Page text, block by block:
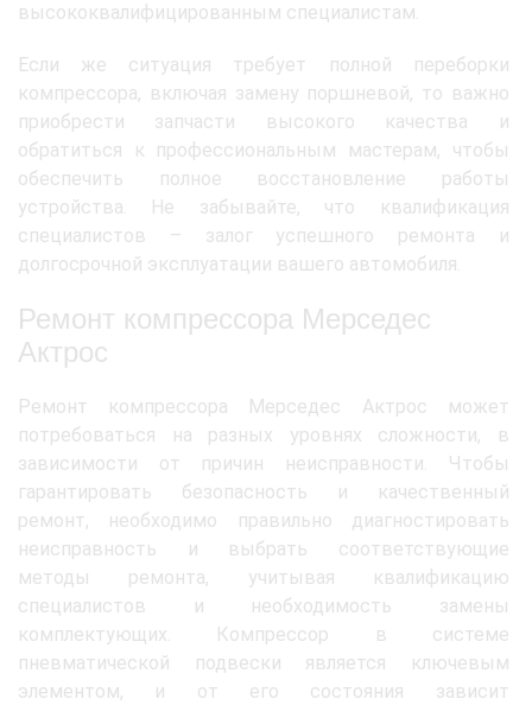
высококвалифицированным специалистам.
Если же ситуация требует полной переборки
компрессора, включая замену поршневой, то важно
приобрести запчасти высокого качества и
обратиться к профессиональным мастерам, чтобы
обеспечить полное восстановление работы
устройства. Не забывайте, что квалификация
специалистов – залог успешного ремонта и
долгосрочной эксплуатации вашего автомобиля.
Ремонт компрессора Мерседес
Актрос
Ремонт компрессора Мерседес Актрос может
потребоваться на разных уровнях сложности, в
зависимости от причин неисправности. Чтобы
гарантировать безопасность и качественный
ремонт, необходимо правильно диагностировать
неисправность и выбрать соответствующие
методы ремонта, учитывая квалификацию
специалистов и необходимость замены
комплектующих. Компрессор в системе
пневматической подвески является ключевым
элементом, и от его состояния зависит